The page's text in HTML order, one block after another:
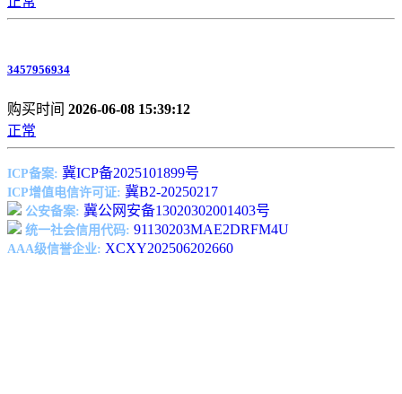
3457956934
购买时间 2026-06-08 15:39:12
正常
ICP备案: 冀ICP备2025101899号
ICP增值电信许可证: 冀B2-20250217
公安备案: 冀公网安备13020302001403号
统一社会信用代码: 91130203MAE2DRFM4U
AAA级信誉企业: XCXY202506202660